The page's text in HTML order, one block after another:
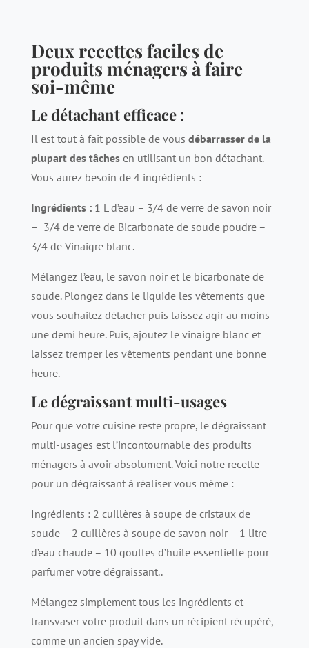
Deux recettes faciles de
produits ménagers à faire
soi-même
Le détachant efficace :
Il est tout à fait possible de vous débarrasser de la
plupart des tâchesen utilisant un bon détachant.
Vous aurez besoin de 4 ingrédients :
Ingrédients : 1 L d’eau – 3/4 de verre de savon noir
– 3/4 de verre de Bicarbonate de soude poudre –
3/4 de Vinaigre blanc.
Mélangez l’eau, le savon noir et le bicarbonate de
soude. Plongez dans le liquide les vêtements que
vous souhaitez détacher puis laissez agir au moins
une demi heure. Puis, ajoutez le vinaigre blanc et
laissez tremper les vêtements pendant une bonne
heure.
Le dégraissant multi-usages
Pour que votre cuisine reste propre, le dégraissant
multi-usages est l’incontournable des produits
ménagers à avoir absolument. Voici notre recette
pour un dégraissant à réaliser vous même :
Ingrédients : 2 cuillères à soupe de cristaux de
soude – 2 cuillères à soupe de savon noir – 1 litre
d’eau chaude – 10 gouttes d’huile essentielle pour
parfumer votre dégraissant..
Mélangez simplement tous les ingrédients et
transvaser votre produit dans un récipient récupéré,
comme un ancien spay vide.